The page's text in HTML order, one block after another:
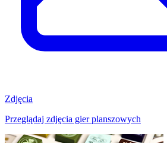
Zdjęcia
Przeglądaj zdjęcia gier planszowych